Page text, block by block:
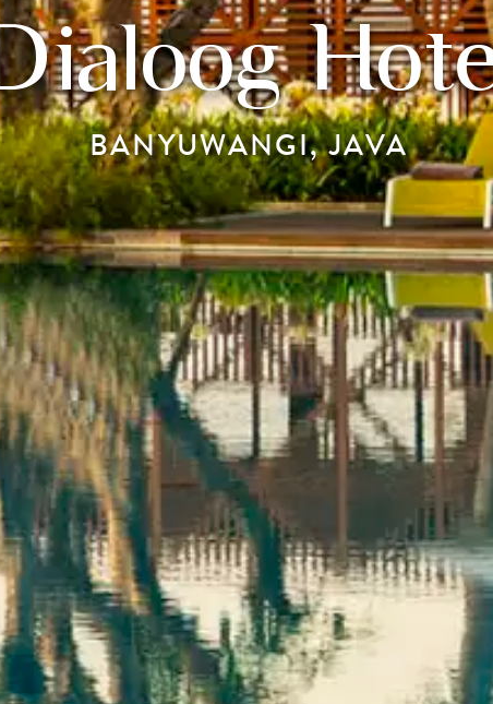
BANYUWANGI, JAVA